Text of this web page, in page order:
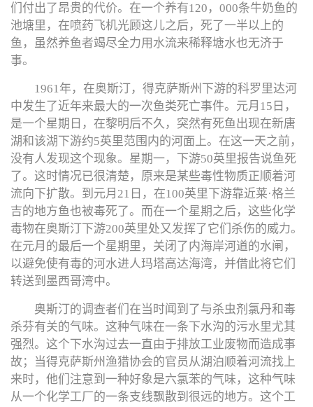
们付出了昂贵的代价。在一个养有120，000条牛奶鱼的
池塘里，在喷药飞机光顾这儿之后，死了一半以上的
鱼，虽然养鱼者竭尽全力用水流来稀释塘水也无济于
事。
1961年，在奥斯汀，得克萨斯州下游的科罗里达河
中发生了近年来最大的一次鱼类死亡事件。元月15日，
是一个星期日，在黎明后不久，突然有死鱼出现在新唐
湖和该湖下游约5英里范围内的河面上。在这一天之前，
没有人发现这个现象。星期一，下游50英里报告说鱼死
了。这时情况已很清楚，原来是某些毒性物质正顺着河
流向下扩散。到元月21日，在100英里下游靠近莱·格兰
吉的地方鱼也被毒死了。而在一个星期之后，这些化学
毒物在奥斯汀下游200英里处又发挥了它们杀伤的威力。
在元月的最后一个星期里，关闭了内海岸河道的水闸，
以避免使有毒的河水进人玛塔高达海湾，并借此将它们
转送到墨西哥湾中。
奥斯汀的调查者们在当时闻到了与杀虫剂氯丹和毒
杀芬有关的气味。这种气味在一条下水沟的污水里尤其
强烈。这个下水沟过去一直由于排放工业废物而造成事
故；当得克萨斯州渔猎协会的官员从湖泊顺着河流找上
来时，他们注意到一种好象是六氯苯的气味，这种气味
从一个化学工厂的一条支线飘散到很远的地方。这个工